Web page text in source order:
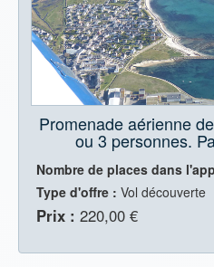
Promenade aérienne
ou 3 personnes.
Nombre de places dans
Type d'offre : Vol découverte
Prix : 220,00 €